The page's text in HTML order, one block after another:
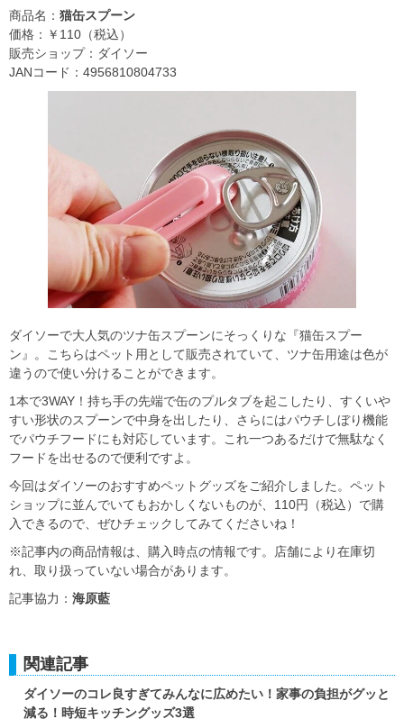
商品名： 猫缶スプーン
価格：￥110（税込）
販売ショップ：ダイソー
JANコード：4956810804733
ダイソーで大人気のツナ缶スプーンにそっくりな『猫缶スプー
ン』。こちらはペット用として販売されていて、ツナ缶用途は色が
違うので使い分けることができます。
1本で3WAY！持ち手の先端で缶のプルタブを起こしたり、すくいや
すい形状のスプーンで中身を出したり、さらにはパウチしぼり機能
でパウチフードにも対応しています。これ一つあるだけで無駄なく
フードを出せるので便利ですよ。
今回はダイソーのおすすめペットグッズをご紹介しました。ペット
ショップに並んでいてもおかしくないものが、110円（税込）で購
入できるので、ぜひチェックしてみてくださいね！
※記事内の商品情報は、購入時点の情報です。店舗により在庫切
れ、取り扱っていない場合があります。
記事協力： 海原藍
関連記事
ダイソーのコレ良すぎてみんなに広めたい！家事の負担がグッと
減る！時短キッチングッズ3選